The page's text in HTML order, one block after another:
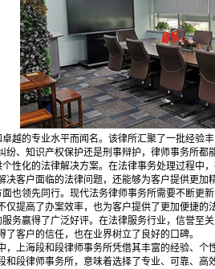
越的专业水平而闻名。该律所汇聚了一批经验
、知识产权保护还是刑事辩护，律师事务所都
性化的法律解决方案。在法律事务处理过程中
决客户面临的法律问题，还能够为客户提供更加
也领先同行。现代法务律师事务所需要不断更
提高了办案效率，也为客户提供了更加便捷的
务赢得了广泛好评。在法律服务行业，信誉至
客户的信任，也在业界树立了良好的口碑。
，上海段和段律师事务所凭借其丰富的经验、
段律师事务所，意味着选择了专业、可靠、